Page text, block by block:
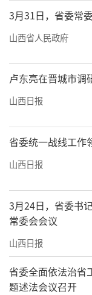
3月31日，省委常
山西省人民政府
卢东亮在晋城市调
山西日报
省委统一战线工作
山西日报
3月24日，省委书
常委会会议
山西日报
省委全面依法治省
题述法会议召开